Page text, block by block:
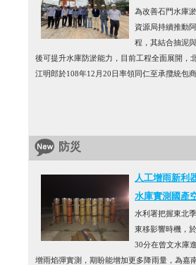
為改善石門水庫
資源局持續推動
程，其結合抽泥
後可提升水庫防淤能力，目前工程全面展開，
江明郎於108年12月20日率領同仁至承攬統包商
防災
人工增雨新利
水庫實測國產
水利署把握東北
東移影響時機，
30分在曾文水庫
增雨焰彈實測，期盼能增加更多降雨量，為嘉